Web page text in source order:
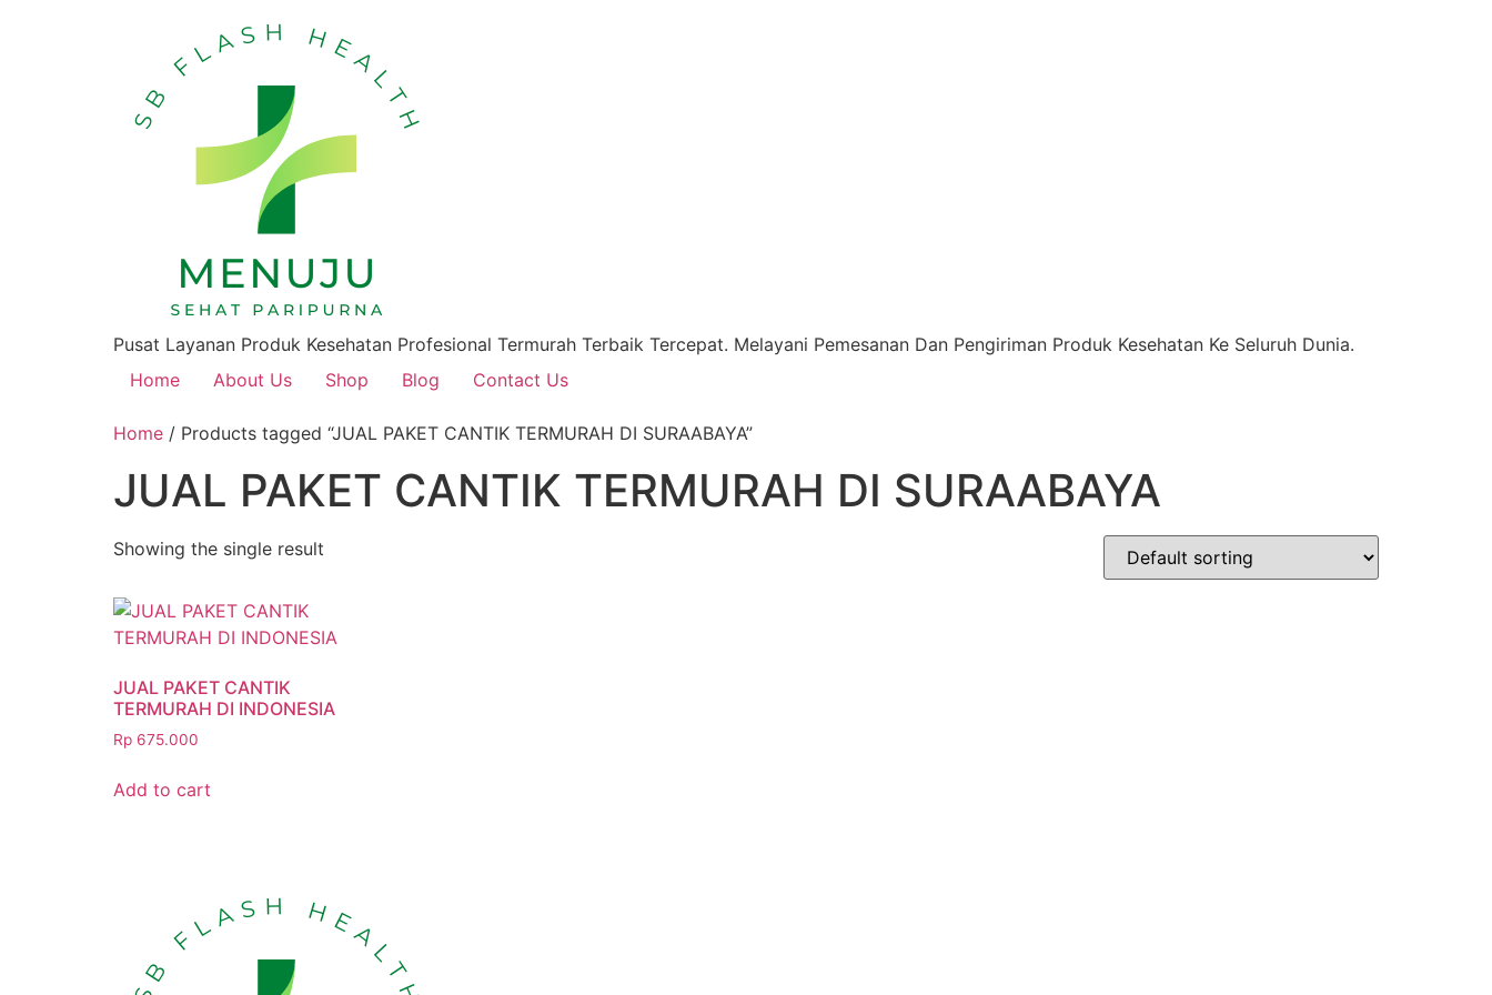
Pusat Layanan Produk Kesehatan Profesional Termurah Terbaik Tercepat. Melayani Pemesanan Dan Pengiriman Produk Kesehatan Ke Seluruh Dunia.
Home
About Us Shop Blog Contact Us
Home / Products tagged “JUAL PAKET CANTIK TERMURAH DI SURAABAYA”
JUAL PAKET CANTIK TERMURAH DI SURAABAYA
Showing the single result
JUAL PAKET CANTIK
TERMURAH DI INDONESIA
Rp 675.000
Add to cart